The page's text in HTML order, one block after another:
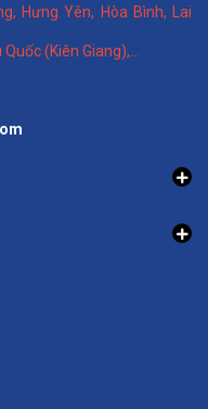
,Hưng Yên, Hòa Bình,Lai
Quốc (Kiên Giang),...